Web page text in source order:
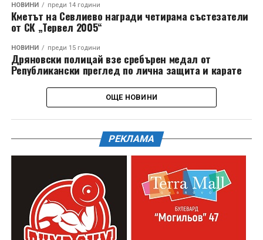
НОВИНИ преди 14 години
Кметът на Севлиево награди четирама състезатели
от СК „Тервел 2005“
НОВИНИ преди 15 години
Дряновски полицай взе сребърен медал от
Републикански преглед по лична защита и карате
ОЩЕ НОВИНИ
РЕКЛАМА